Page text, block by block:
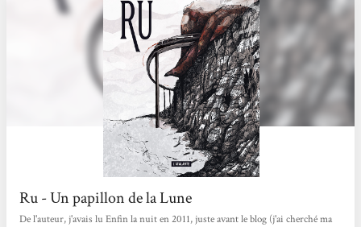
Ru - Un papillon de la Lune
De l'auteur, j'avais lu Enfin la nuit en 2011, juste avant le blog (j'ai cherché ma